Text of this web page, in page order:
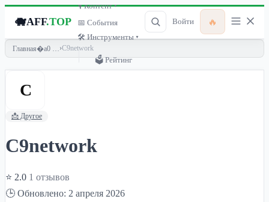
🐗AFF.TOP
🎙 Контент ▾
📅 События
🛠 Инструменты ▾
🗳 Рейтинг
Войти 🔥
Главная ›C9network
C
📩 Другое
C9network
⭐ 2.0 1 отзывов
🕒 Обновлено: 2 апреля 2026